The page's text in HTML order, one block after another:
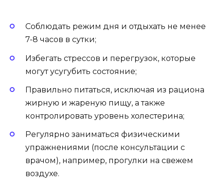
Соблюдать режим дня и отдыхать не менее
7-8 часов в сутки;
Избегать стрессов и перегрузок, которые
могут усугубить состояние;
Правильно питаться, исключая из рациона
жирную и жареную пищу, а также
контролировать уровень холестерина;
Регулярно заниматься физическими
упражнениями (после консультации с
врачом), например, прогулки на свежем
воздухе.